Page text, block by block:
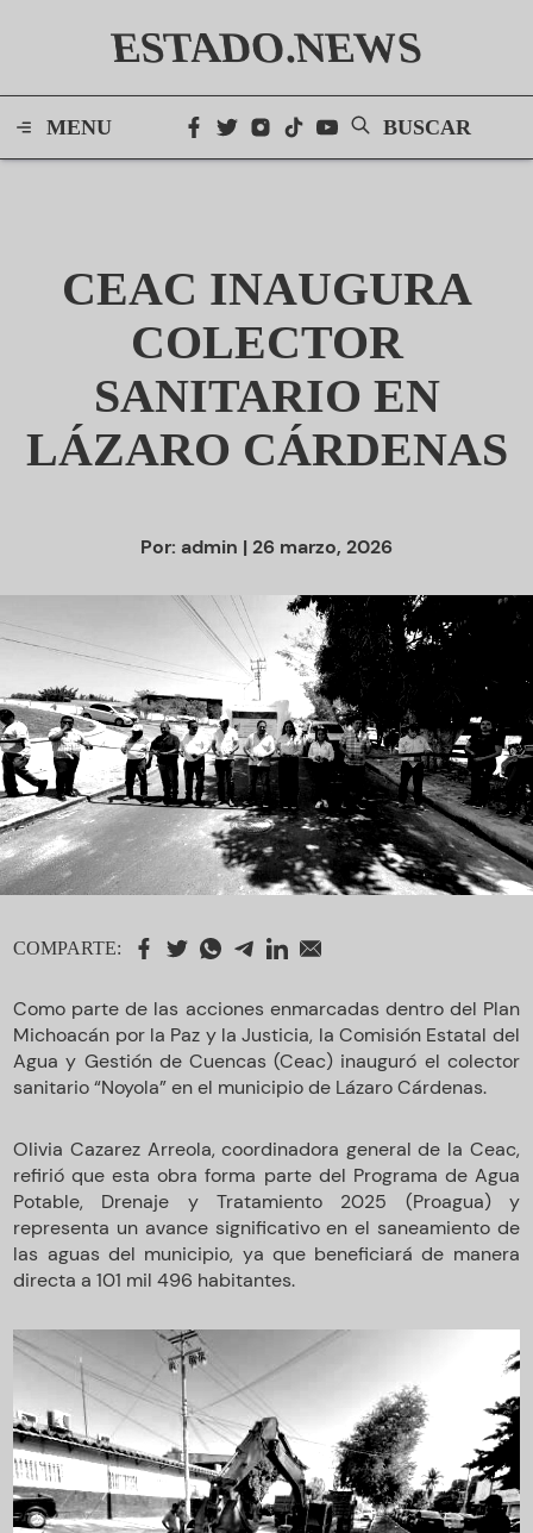
ESTADO.NEWS
MENU BUSCAR
CEAC INAUGURA
COLECTOR
SANITARIO EN
LÁZARO CÁRDENAS
Por: admin | 26 marzo, 2026
COMPARTE:
Como parte de las acciones enmarcadas dentro del Plan
Michoacán por la Paz y la Justicia, la Comisión Estatal del
Agua y Gestión de Cuencas (Ceac) inauguró el colector
sanitario “Noyola” en el municipio de Lázaro Cárdenas.
Olivia Cazarez Arreola, coordinadora general de la Ceac,
refirió que esta obra forma parte del Programa de Agua
Potable, Drenaje y Tratamiento 2025 (Proagua) y
representa un avance significativo en el saneamiento de
las aguas del municipio, ya que beneficiará de manera
directa a 101 mil 496 habitantes.